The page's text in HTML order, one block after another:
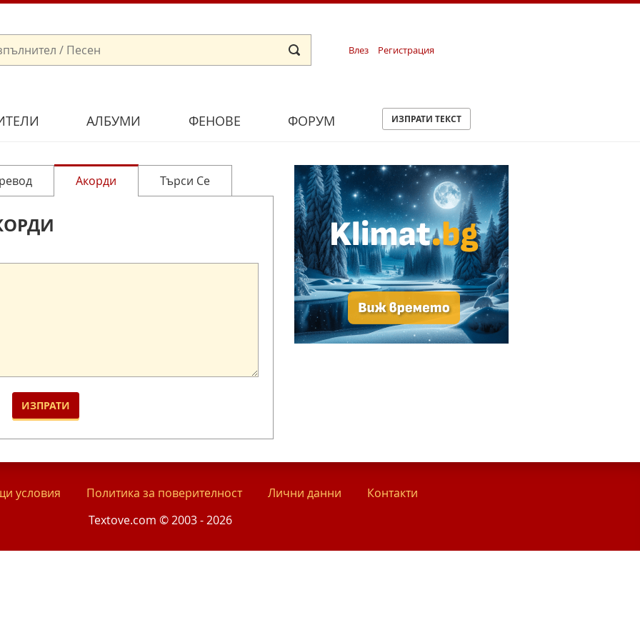
Влез Регистрация
АЛБУМИ ФЕНОВЕ ФОРУМ ИЗПРАТИ ТЕКСТ
Акорди Търси Се
условия Политика за поверителност Лични данни
Контакти
Textove.com © 2003 - 2026